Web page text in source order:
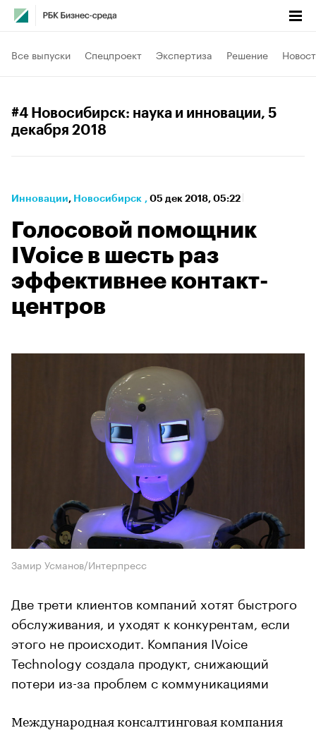
Все выпуски Спецпроект Экспертиза Решение
#4 Новосибирск: наука и инновации, 5
декабря 2018
Инновации⁠, Новосибирск , 05 дек 2018, 05:22
Голосовой помощник
IVoice в шесть раз
эффективнее контакт-
центров
Замир Усманов/Интерпресс
Две трети клиентов компаний хотят быстрого
обслуживания, и уходят к конкурентам, если
этого не происходит. Компания IVoice
Technology создала продукт, снижающий
потери из-за проблем с коммуникациями
Международная консалтинговая компания